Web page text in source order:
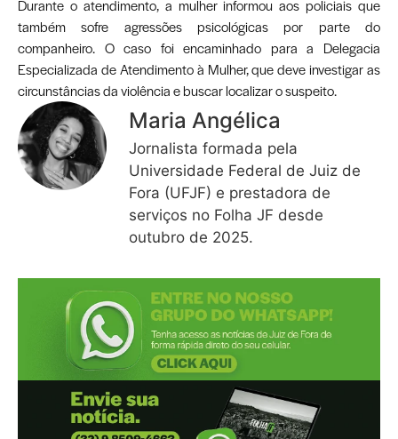
Durante o atendimento, a mulher informou aos policiais que
também sofre agressões psicológicas por parte do
companheiro. O caso foi encaminhado para a Delegacia
Especializada de Atendimento à Mulher, que deve investigar as
circunstâncias da violência e buscar localizar o suspeito.
Maria Angélica
Jornalista formada pela
Universidade Federal de Juiz de
Fora (UFJF) e prestadora de
serviços no Folha JF desde
outubro de 2025.